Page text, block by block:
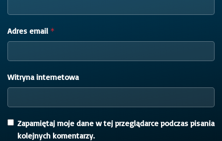
Adres email *
Witryna internetowa
Zapamiętaj moje dane w tej przeglądarce podczas pisania
kolejnych komentarzy.